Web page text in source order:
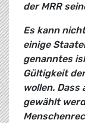
der MRR
Es kann
einige
genanntes
Gültigkeit
wollen. Dass
gewählt